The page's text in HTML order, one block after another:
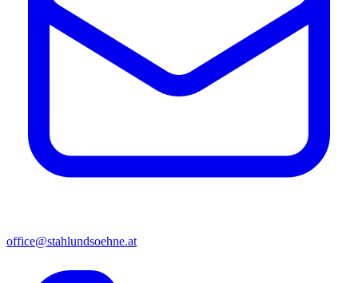
office@stahlundsoehne.at